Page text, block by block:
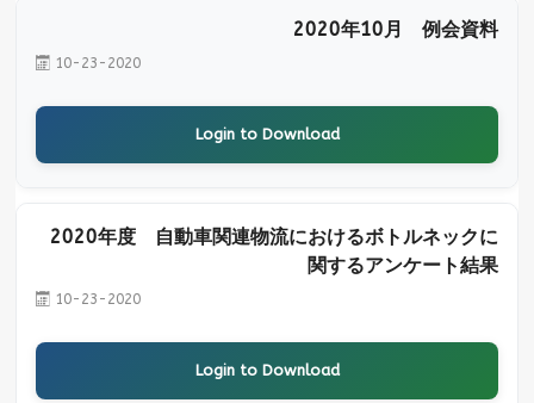
2020年10月 例会資料
10-23-2020
Login to Download
2020年度 自動車関連物流におけるボトルネックに
関するアンケート結果
10-23-2020
Login to Download